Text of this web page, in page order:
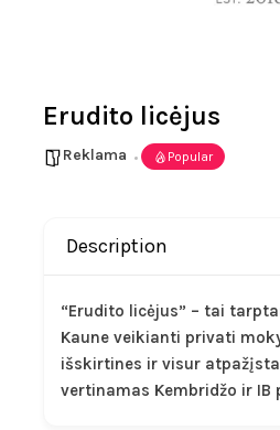
Erudito licėjus
Reklama Popular
Description
“Erudito licėjus” – tai
Kaune veikianti privati
išskirtines ir visur
vertinamas Kembridžo ir IB